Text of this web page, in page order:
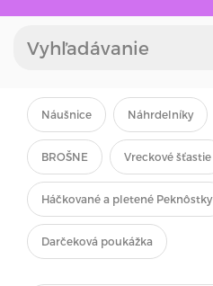
Náušnice Náhrdelníky
BROŠNE Vreckové šťastie
Háčkované a pletené Peknôstky
Darčeková poukážka